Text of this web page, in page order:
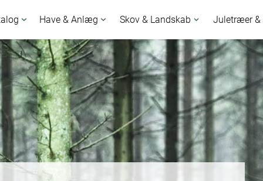
Have & Anlæg Skov & Landskab Juletræer &